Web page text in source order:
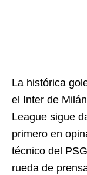
La histórica
el Inter de
League sigue
primero en
técnico del
rueda de